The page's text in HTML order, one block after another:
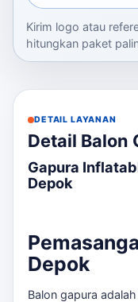
Kirim logo atau
hitungkan paket
DETAIL LAYANAN
Detail Balon
Gapura
Depok
Depok
Balon gapura